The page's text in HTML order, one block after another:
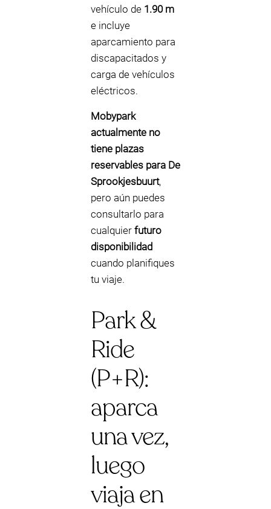
vehículo de 1.90 m
e incluye
aparcamiento para
discapacitados y
carga de vehículos
eléctricos.
Mobypark
actualmente no
tiene plazas
reservables para De
Sprookjesbuurt,
pero aún puedes
consultarlo para
cualquier futuro
disponibilidad
cuando planifiques
tu viaje.
Park &
Ride
(P+R):
aparca
una vez,
luego
viaja en